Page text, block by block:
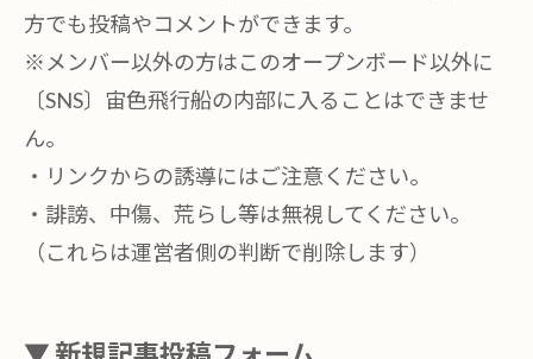
方でも投稿やコメントができます。
※メンバー以外の方はこのオープンボード以外に
〔SNS〕宙色飛行船の内部に入ることはできませ
ん。
・リンクからの誘導にはご注意ください。
・誹謗、中傷、荒らし等は無視してください。
（これらは運営者側の判断で削除します）